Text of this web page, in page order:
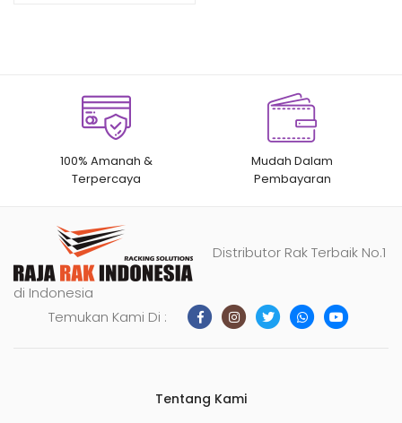
100% Amanah &
Terpercaya
Mudah Dalam
Pembayaran
Distributor Rak Terbaik No.1
di Indonesia
Temukan Kami Di :
Tentang Kami